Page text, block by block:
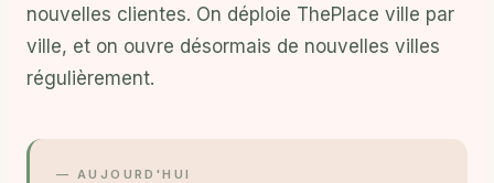
nouvelles clientes. On déploie ThePlace ville par
ville, et on ouvre désormais de nouvelles villes
régulièrement.
— AUJOURD'HUI